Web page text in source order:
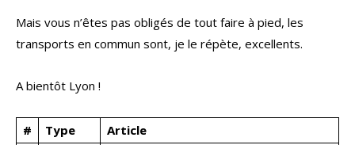
Mais vous n’êtes pas obligés de tout faire à pied, les
transports en commun sont, je le répète, excellents.
A bientôt Lyon !
# Type Article